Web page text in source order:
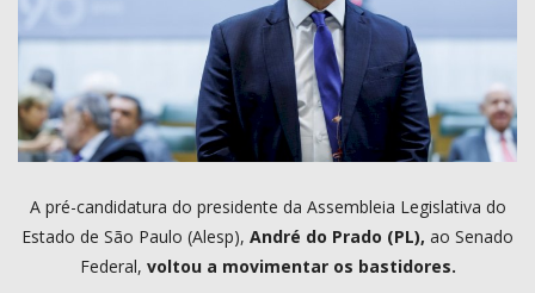
QUEM SOMOS
MUSICA
A pré-candidatura do presidente da Assembleia Legislativa do
Estado de São Paulo (Alesp), André do Prado (PL), ao Senado
Federal, voltou a movimentar os bastidores.